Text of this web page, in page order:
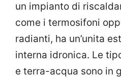
un impianto di
come i termosifoni
radianti, ha un’unita
interna idronica. Le
e terra-acqua sono in